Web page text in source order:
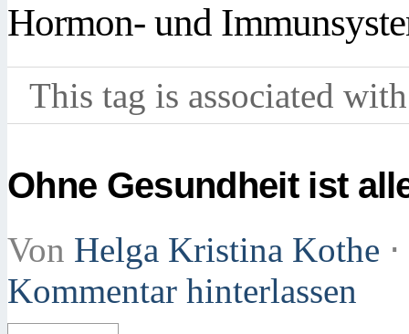
Hormon- und
This tag is associated
Ohne Gesundheit ist
Von Helga Kristina Kothe ⋅
Kommentar hinterlassen